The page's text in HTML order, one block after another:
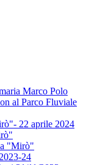
Marco Polo
al Parco Fluviale
22 aprile 2024
"Mirò"
24